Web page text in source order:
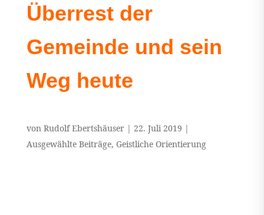
Überrest der
Gemeinde und sein
Weg heute
von Rudolf Ebertshäuser| 22. Juli 2019 |
Ausgewählte Beiträge, Geistliche Orientierung